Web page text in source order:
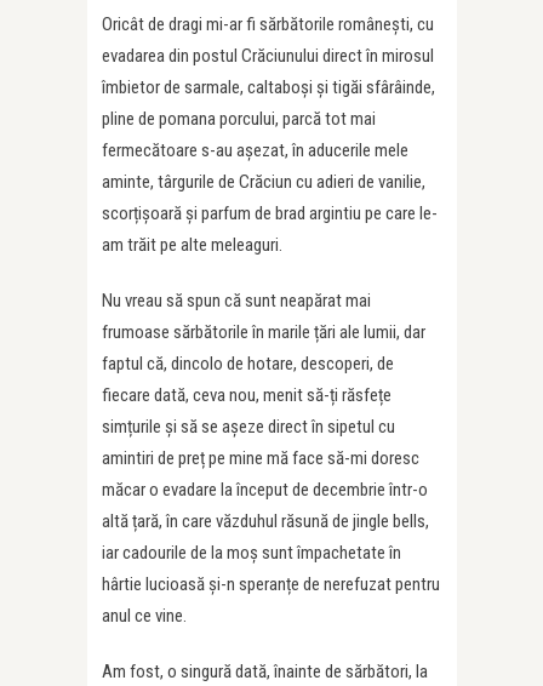
Oricât de dragi mi-ar fi sărbătorile românești, cu
evadarea din postul Crăciunului direct în mirosul
îmbietor de sarmale, caltaboși și tigăi sfârâinde,
pline de pomana porcului, parcă tot mai
fermecătoare s-au așezat, în aducerile mele
aminte, târgurile de Crăciun cu adieri de vanilie,
scorțișoară și parfum de brad argintiu pe care le-
am trăit pe alte meleaguri.
Nu vreau să spun că sunt neapărat mai
frumoase sărbătorile în marile țări ale lumii, dar
faptul că, dincolo de hotare, descoperi, de
fiecare dată, ceva nou, menit să-ți răsfețe
simțurile și să se așeze direct în sipetul cu
amintiri de preț pe mine mă face să-mi doresc
măcar o evadare la început de decembrie într-o
altă țară, în care văzduhul răsună de jingle bells,
iar cadourile de la moș sunt împachetate în
hârtie lucioasă și-n speranțe de nerefuzat pentru
anul ce vine.
Am fost, o singură dată, înainte de sărbători, la